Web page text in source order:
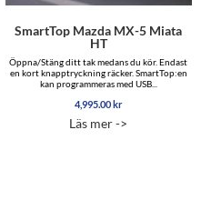
SmartTop Mazda MX-5 Miata
HT
Öppna/Stäng ditt tak medans du kör. Endast
en kort knapptryckning räcker. SmartTop:en
kan programmeras med USB...
4,995.00 kr
Läs mer ->